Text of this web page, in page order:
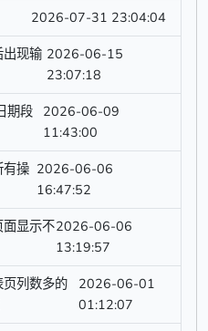
2026-07-31 23:04:04
现输 2026-06-15
23:07:18
期段 2026-06-09
11:43:00
操 2026-06-06
16:47:52
显示不2026-06-06
13:19:57
列数多的
2026-06-01
01:12:07